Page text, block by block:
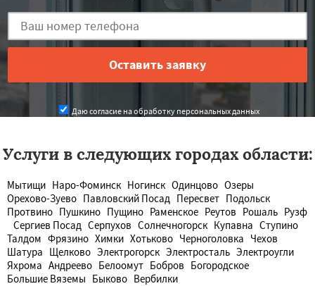
Даю согласие на обработку персональных данных
Услуги в следующих городах области:
Мытищи Наро-Фоминск Ногинск Одинцово Озеры
Орехово-Зуево Павловский Посад Пересвет Подольск
Протвино Пушкино Пущино Раменское Реутов Рошаль Рузф
Сергиев Посад Серпухов Солнечногорск Купавна Ступино
Талдом Фрязино Химки Хотьково Черноголовка Чехов
Шатура Щелково Электрогорск Электросталь Электроугли
Яхрома Андреево Белоомут Бобров Богородское
Большие Вяземы Быково Вербилки